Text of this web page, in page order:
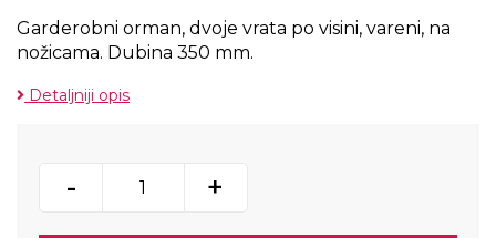
Garderobni orman, dvoje vrata po visini, vareni, na
nožicama. Dubina 350 mm.
Detaljniji opis
- +